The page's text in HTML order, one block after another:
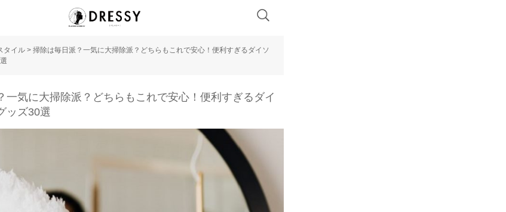
タイル > 掃除は毎日派？一気に大掃除派？どちらもこれで安心！便利すぎるダイソ
一気に大掃除派？どちらもこれで安心！便利すぎるダイ
ッズ30選